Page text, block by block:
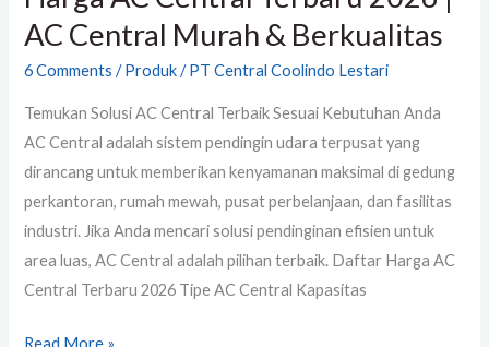
AC Central Murah & Berkualitas
6 Comments /Produk/PT Central Coolindo Lestari
Temukan Solusi AC Central Terbaik Sesuai Kebutuhan Anda
AC Central adalah sistem pendingin udara terpusat yang
dirancang untuk memberikan kenyamanan maksimal di gedung
perkantoran, rumah mewah, pusat perbelanjaan, dan fasilitas
industri. Jika Anda mencari solusi pendinginan efisien untuk
area luas, AC Central adalah pilihan terbaik. Daftar Harga AC
Central Terbaru 2026 Tipe AC Central Kapasitas
Read More »